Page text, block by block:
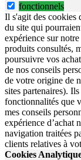
fonctionnels
Il s'agit des cookies
du site qui
expérience sur
produits consultés,
poursuivre vos
de nos conseils
de votre origine de
sites partenaires).
fonctionnalités que
mes conseils
expérience d’achat
navigation traitées
clients relatives à
Cookies